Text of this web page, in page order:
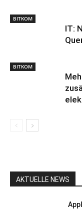
BITKOM
IT:
BITKOM
AKTUELLE NEWS